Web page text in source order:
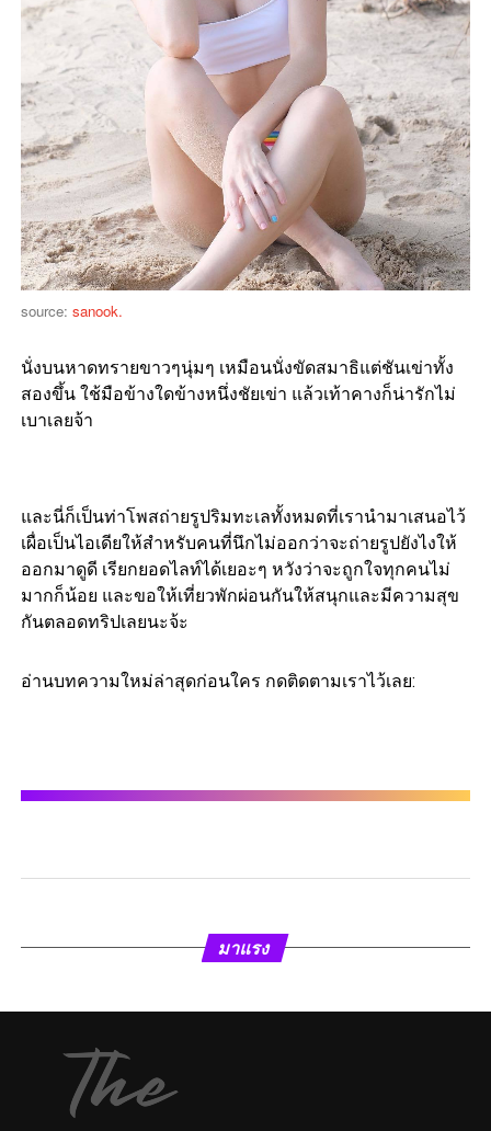
source: sanook.
นั่งบนหาดทรายขาวๆนุ่มๆ เหมือนนั่งขัดสมาธิแต่ชันเข่าทั้ง
สองขึ้น ใช้มือข้างใดข้างหนึ่งชัยเข่า แล้วเท้าคางก็น่ารักไม่
เบาเลยจ้า
และนี่ก็เป็นท่าโพสถ่ายรูปริมทะเลทั้งหมดที่เรานำมาเสนอไว้
เผื่อเป็นไอเดียให้สำหรับคนที่นึกไม่ออกว่าจะถ่ายรูปยังไงให้
ออกมาดูดี เรียกยอดไลท์ได้เยอะๆ หวังว่าจะถูกใจทุกคนไม่
มากก็น้อย และขอให้เที่ยวพักผ่อนกันให้สนุกและมีความสุข
กันตลอดทริปเลยนะจ้ะ
อ่านบทความใหม่ล่าสุดก่อนใคร กดติดตามเราไว้เลย:
มาแรง